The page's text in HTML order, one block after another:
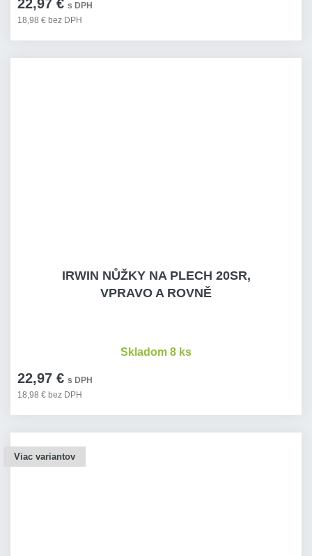
22,97 € s DPH
18,98 € bez DPH
IRWIN NŮŽKY NA PLECH 20SR,
VPRAVO A ROVNĚ
22,97 € s DPH
18,98 € bez DPH
Skladom 8 ks
Viac variantov